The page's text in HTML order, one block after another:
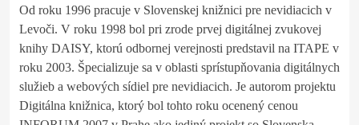
Od roku 1996 pracuje v Slovenskej knižnici pre nevidiacich v
Levoči. V roku 1998 bol pri zrode prvej digitálnej zvukovej
knihy DAISY, ktorú odbornej verejnosti predstavil na ITAPE v
roku 2003. Špecializuje sa v oblasti sprístupňovania digitálnych
služieb a webových sídiel pre nevidiacich. Je autorom projektu
Digitálna knižnica, ktorý bol tohto roku ocenený cenou